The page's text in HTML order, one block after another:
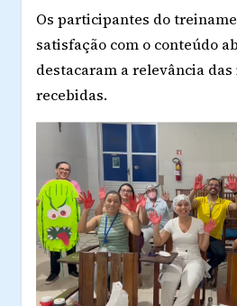
Os participantes do
satisfação com o conteúdo
destacaram a relevância
recebidas.